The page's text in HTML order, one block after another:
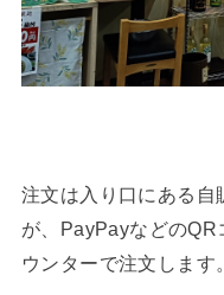
注文は入り口にある自
が、PayPayなどのQR
ウンターで注文します。